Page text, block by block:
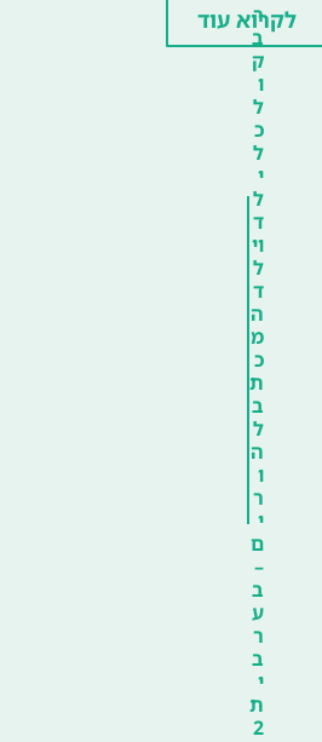
ר
ב
ק
ו
ל
כ
ל
י
ל
ד
וי
ל
ד
ה
מ
כ
ת
ב
ל
ה
ו
ר
י
ם
–
ב
ע
ר
ב
י
ת
2
לקרוא עוד